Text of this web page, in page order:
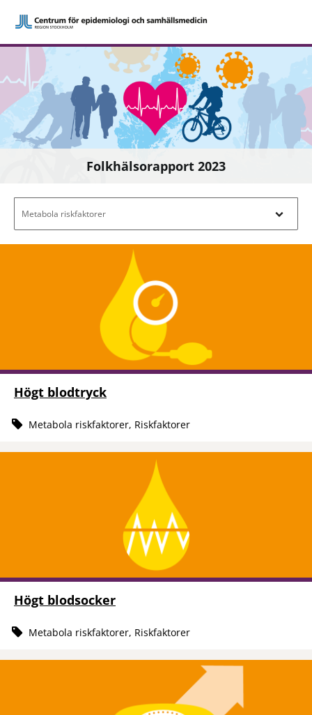
Folkhälsorapport 2023
Metabola riskfaktorer
Högt blodtryck
Metabola riskfaktorer, Riskfaktorer
Högt blodsocker
Metabola riskfaktorer, Riskfaktorer